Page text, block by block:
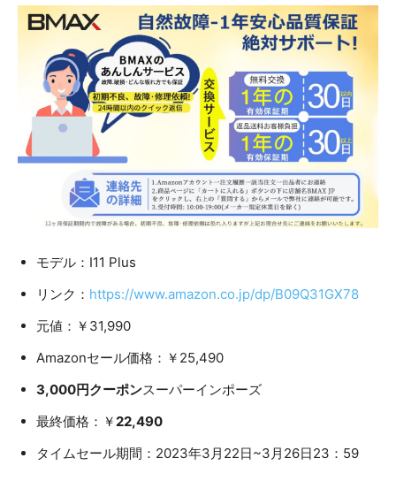
モデル：I11 Plus
リンク： https://www.amazon.co.jp/dp/B09Q31GX78
元値：￥31,990
Amazonセール価格：￥25,490
3,000円クーポンスーパーインポーズ
​最終価格：￥22,490
タイムセール期間：2023年3月22日~3月26日23：59